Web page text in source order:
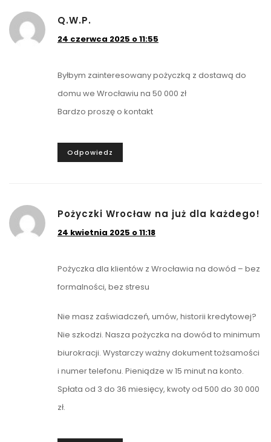
Q.W.P.
24 czerwca 2025 o 11:55
Byłbym zainteresowany pożyczką z dostawą do
domu we Wrocławiu na 50 000 zł
Bardzo proszę o kontakt
Odpowiedz
Pożyczki Wrocław na już dla każdego!
24 kwietnia 2025 o 11:18
Pożyczka dla klientów z Wrocławia na dowód – bez
formalności, bez stresu
Nie masz zaświadczeń, umów, historii kredytowej?
Nie szkodzi. Nasza pożyczka na dowód to minimum
biurokracji. Wystarczy ważny dokument tożsamości
i numer telefonu. Pieniądze w 15 minut na konto.
Spłata od 3 do 36 miesięcy, kwoty od 500 do 30 000
zł.